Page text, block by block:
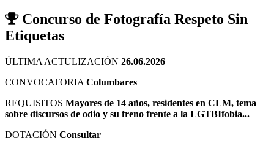
Concurso de Fotografía Respeto Sin
Etiquetas
ÚLTIMA ACTULIZACIÓN 26.06.2026
CONVOCATORIA Columbares
REQUISITOS Mayores de 14 años, residentes en CLM, tema
sobre discursos de odio y su freno frente a la LGTBIfobia...
DOTACIÓN Consultar